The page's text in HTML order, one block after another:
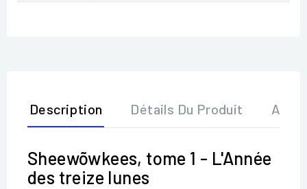
Description Détails Du Produit Avis
Sheewõwkees, tome 1 - L'Année
des treize lunes